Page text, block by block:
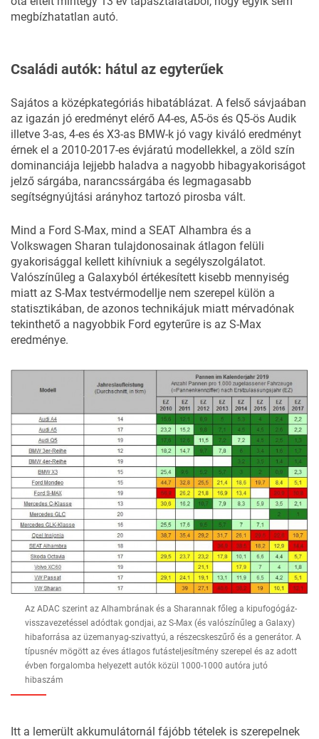
megbízhatatlan autó.
Családi autók: hátul az egyterűek
Sajátos a középkategóriás hibatáblázat. A felső sávjaában
az igazán jó eredményt elérő A4-es, A5-ös és Q5-ös Audik
illetve 3-as, 4-es és X3-as BMW-k jó vagy kiváló eredményt
érnek el a 2010-2017-es évjáratú modellekkel, a zöld szín
dominanciája lejjebb haladva a nagyobb hibagyakoriságot
jelző sárgába, narancssárgába és legmagasabb
segítségnyújtási arányhoz tartozó pirosba vált.
Mind a Ford S-Max, mind a SEAT Alhambra és a
Volkswagen Sharan tulajdonosainak átlagon felüli
gyakorisággal kellett kihívniuk a segélyszolgálatot.
Valószínűleg a Galaxyból értékesített kisebb mennyiség
miatt az S-Max testvérmodellje nem szerepel külön a
statisztikában, de azonos technikájuk miatt mérvadónak
tekinthető a nagyobbik Ford egyterűre is az S-Max
eredménye.
Az ADAC szerint az Alhambrának és a Sharannak főleg a kipufogógáz-
visszavezetéssel adódtak gondjai, az S-Max (és valószínűleg a Galaxy)
hibaforrása az üzemanyag-szivattyú, a részecskeszűrő és a generátor. A
típusnév mögött az éves átlagos futásteljesítmény szerepel és az adott
évben forgalomba helyezett autók közül 1000-1000 autóra jutó
hibaszám
Itt a lemerült akkumulátornál fájóbb tételek is szerepelnek